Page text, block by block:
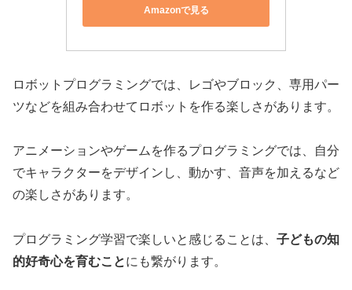
Amazonで見る
ロボットプログラミングでは、レゴやブロック、専用パー
ツなどを組み合わせてロボットを作る楽しさがあります。
アニメーションやゲームを作るプログラミングでは、自分
でキャラクターをデザインし、動かす、音声を加えるなど
の楽しさがあります。
プログラミング学習で楽しいと感じることは、 子どもの知
的好奇心を育むことにも繋がります。